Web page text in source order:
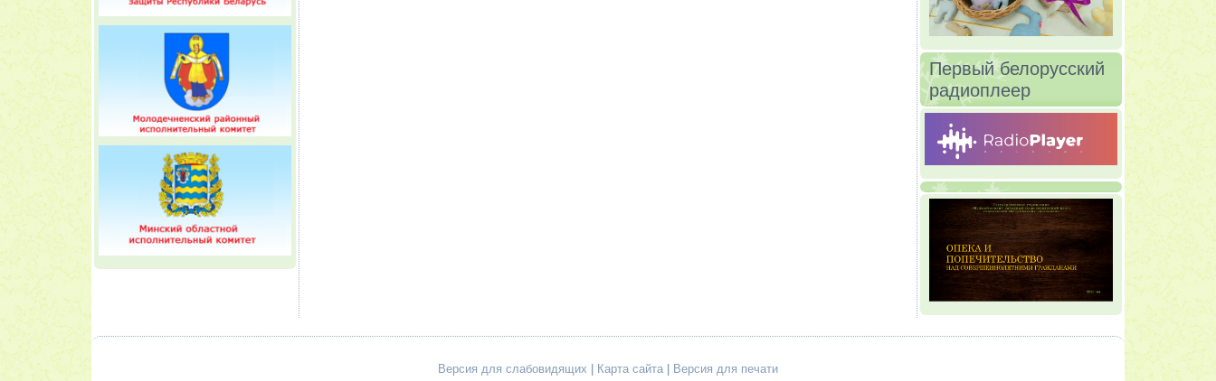
Первый белорусский
радиоплеер
Версия для слабовидящих Карта сайта Версия для печати